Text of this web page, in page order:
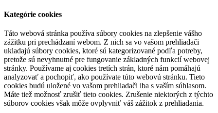
Kategórie cookies
Táto webová stránka používa súbory cookies na zlepšenie vášho
zážitku pri prechádzaní webom. Z nich sa vo vašom prehliadači
ukladajú súbory cookies, ktoré sú kategorizované podľa potreby,
pretože sú nevyhnutné pre fungovanie základných funkcií webovej
stránky. Používame aj cookies tretích strán, ktoré nám pomáhajú
analyzovať a pochopiť, ako používate túto webovú stránku. Tieto
cookies budú uložené vo vašom prehliadači iba s vaším súhlasom.
Máte tiež možnosť zrušiť tieto cookies. Zrušenie niektorých z týchto
súborov cookies však môže ovplyvniť váš zážitok z prehliadania.